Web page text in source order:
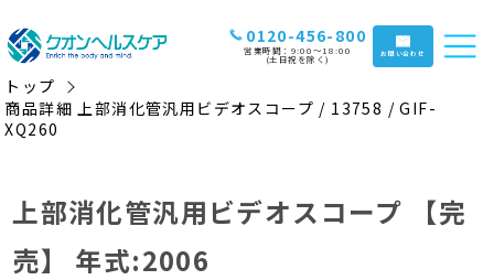
0120-456-800
営業時間：9:00〜18:00
(土日祝を除く) お問い合わせ
トップ
商品詳細 上部消化管汎用ビデオスコープ / 13758 / GIF-
XQ260
上部消化管汎用ビデオスコープ
【完
売】
年式:2006